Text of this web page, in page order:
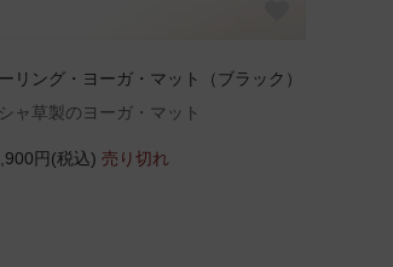
リング・ヨーガ・マット（ブラック）
ャ草製のヨーガ・マット
円(税込) 売り切れ